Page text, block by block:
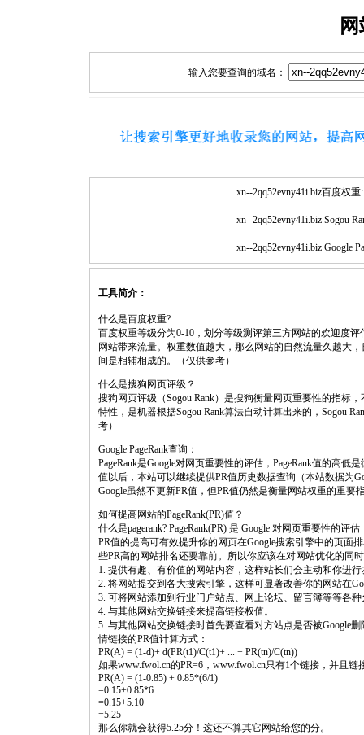
输入您要查询的域名：
xn--2qq52evny41i.biz百度权重:
xn--2qq52evny41i.biz Sogou
xn--2qq52evny41i.biz Google
工具简介：
什么是百度权重?
百度权重等级分为0-10，划分等级测评第三方网站的欢迎度
网站带来流量。权重数值越大，那么网站的自然流量久越大
间是相辅相成的。（仅供参考）
什么是搜狗网页评级？
搜狗网页评级（Sogou Rank）是搜狗衡量网页重要性的指标
特性，是机器根据Sogou Rank算法自动计算出来的，Sogou
考）
Google PageRank查询：
PageRank是Google对网页重要性的评估，PageRank值的高
值以后，本站可以继续提供PR值历史数据查询（本站数据为
Google虽然不更新PR值，但PR值仍然是衡量网站权重的重要
如何提高网站的PageRank(PR)值？
什么是pagerank? PageRank(PR) 是 Google 对网页重要性的评估
PR值的提高可有效提升你的网页在Google搜索引擎中的页面
些PR高的网站排名还要靠前。所以你应该在对网站优化的同
1. 提供有趣、有价值的网站内容，这样站长们会主动和你进
2. 将网站提交到各大搜索引擎，这样可显著改善你的网站在
3. 可将网站添加到行业门户站点、网上论坛、留言簿等等各
4. 与其他网站交换链接来提高链接权值。
5. 与其他网站交换链接时首先要查看对方站点是否被Google
情链接的PR值计算方式：
PR(A) = (1-d)+ d(PR(t1)/C(t1)+ ... + PR(tn)/C(tn))
如果www.fwol.cn的PR=6，www.fwol.cn只有1个链接，并且链
PR(A) = (1-0.85) + 0.85*(6/1)
=0.15+0.85*6
=0.15+5.10
=5.25
那么你就会获得5.25分！这还不算其它网站给您的分。